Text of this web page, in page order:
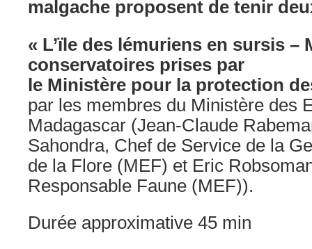
malgache proposent de tenir
« L’ïle des lémuriens en sursis –
conservatoires prises par
le Ministère pour la protection
par les membres du Ministère des
Madagascar (Jean-Claude
Sahondra, Chef de Service de la
de la Flore (MEF) et Eric
Responsable Faune (MEF)).
Durée approximative 45 min